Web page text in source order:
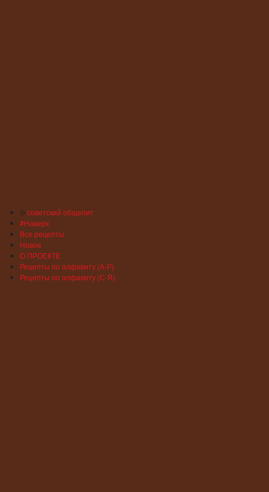
©советский общепит
#Наверх
Все рецепты
Новое
О ПРОЕКТЕ
Рецепты по алфавиту (А-Р)
Рецепты по алфавиту (С-Я)